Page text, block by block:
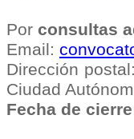
Por consultas
Email:
Dirección
Ciudad
Fecha de